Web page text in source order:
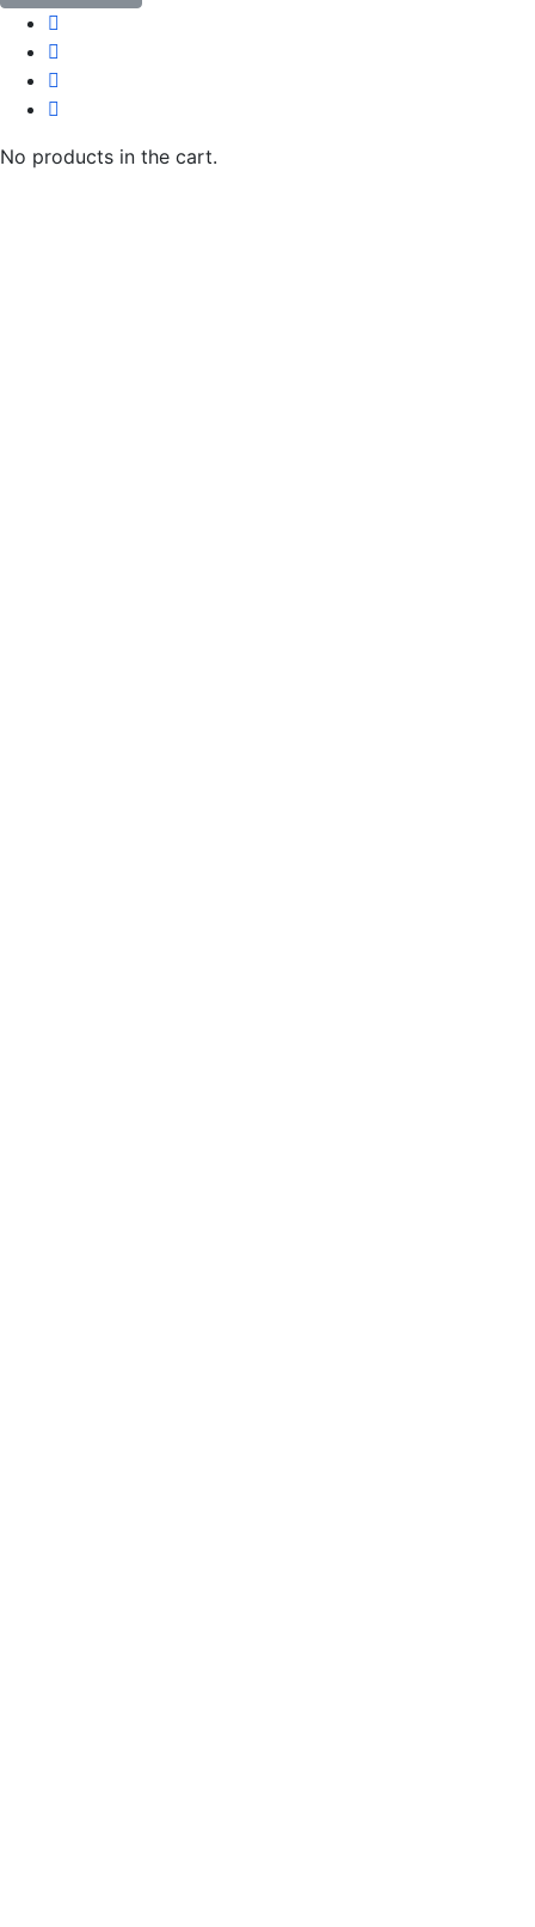
No products in the cart.